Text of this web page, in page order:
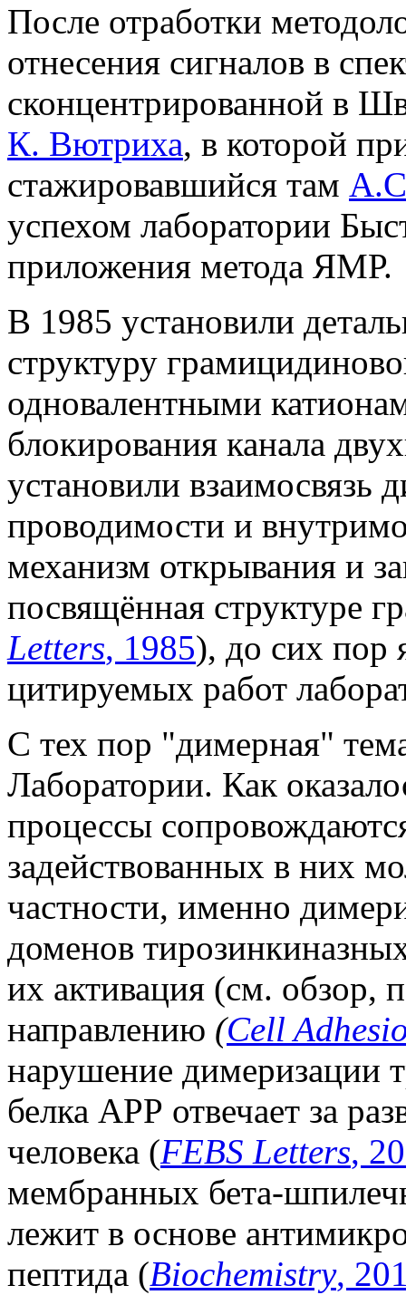
После отработки
отнесения сигналов в
сконцентрированной в
К. Вютриха, в которой
стажировавшийся там А.С
успехом лаборатории
приложения метода
В 1985 установили
структуру
одновалентными
блокирования канала
установили взаимосвязь
проводимости и
механизм открывания и
посвящённая структуре
Letters, 1985), до сих пор
цитируемых работ
С тех пор "димерная"
Лаборатории. Как
процессы
задействованных в них
частности, именно
доменов
их активация (см. обзор,
направлению (Cell
нарушение димеризации
белка АРР отвечает за
человека (FEBS Letters,
мембранных бета-
лежит в основе
пептида (Biochemistry,